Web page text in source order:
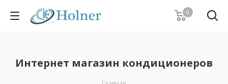
0
Интернет магазин кондиционеров